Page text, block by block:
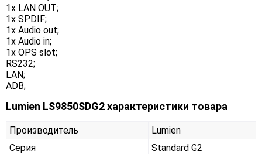
1x LAN OUT;
1x SPDIF;
1x Audio out;
1x Audio in;
1x OPS slot;
RS232;
LAN;
ADB;
Lumien LS9850SDG2 характеристики товара
Производитель
Lumien
Серия
Standard G2